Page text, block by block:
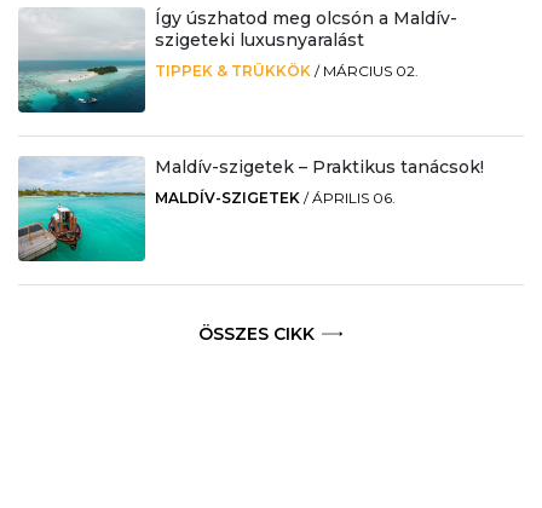
Így úszhatod meg olcsón a Maldív-
szigeteki luxusnyaralást
TIPPEK & TRÜKKÖK / MÁRCIUS 02.
Maldív-szigetek – Praktikus tanácsok!
MALDÍV-SZIGETEK /ÁPRILIS 06.
ÖSSZES CIKK